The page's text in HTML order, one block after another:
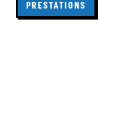
PRESTATIONS